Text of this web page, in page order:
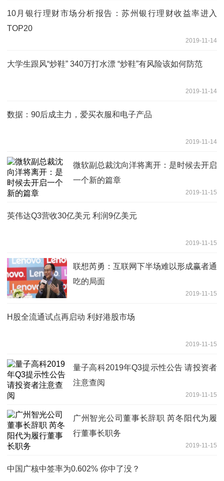
10月银行理财市场分析报告：苏州银行理财收益率进入
TOP20
2019-11-14
大学生跟风“炒鞋” 340万打水漂 “炒鞋”有风险该如何防范
2019-11-14
数据：90后成主力，爱买衣服和电子产品
2019-11-14
微软副总裁沈向洋将离开：是时候去开启
一个新的篇章
2019-11-15
英伟达Q3营收30亿美元 利润9亿美元
2019-11-15
联想芮勇：互联网下半场难以形成赢者通
吃的局面
2019-11-15
H股全流通试点再启动 利好港股市场
2019-11-15
量子高科2019年Q3提示性公告 请投资者
注意查阅
2019-11-15
广州智光公司董事长辞职 芮冬阳代为履
行董事长职务
2019-11-15
中国广核中签率为0.602% 你中了没？